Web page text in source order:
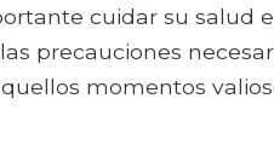
cuidar su salud
precauciones
momentos